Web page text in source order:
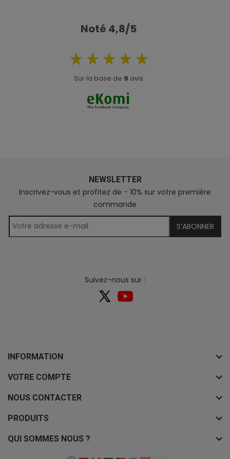
Noté 4,8/5
Sur la base de 9 avis
NEWSLETTER
Inscrivez-vous et profitez de - 10% sur votre première
commande
S’ABONNER
Suivez-nous sur :
INFORMATION
VOTRE COMPTE
NOUS CONTACTER
PRODUITS
QUI SOMMES NOUS ?